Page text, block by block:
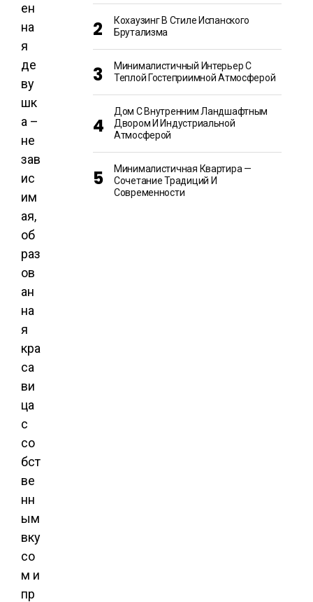
ен
на
я
де
ву
шк
а –
не
зав
ис
им
ая,
об
раз
ов
ан
на
я
кра
са
ви
ца
с
со
бст
ве
нн
ым
вку
со
м и
пр
Кохаузинг В Стиле Испанского
Брутализма
Минималистичный Интерьер С
Теплой Гостеприимной Атмосферой
Дом С Внутренним Ландшафтным
Двором И Индустриальной
Атмосферой
Минималистичная Квартира —
Сочетание Традиций И
Современности